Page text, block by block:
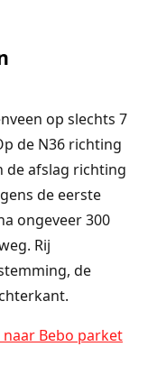
op slechts 7
de N36 richting
de afslag richting
de eerste
ongeveer 300
Rij
de
Bebo parket